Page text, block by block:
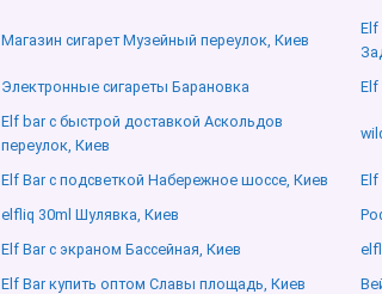
Магазин сигарет Музейный переулок, Киев
Elf
Электронные сигареты Барановка Elf
Elf bar с быстрой доставкой Аскольдов
переулок, Киев
Elf Bar с подсветкой Набережное шоссе, Киев
Elf
elfliq 30ml Шулявка, Киев
Elf Bar с экраном Бассейная, Киев
Elf Bar купить оптом Славы площадь, Киев